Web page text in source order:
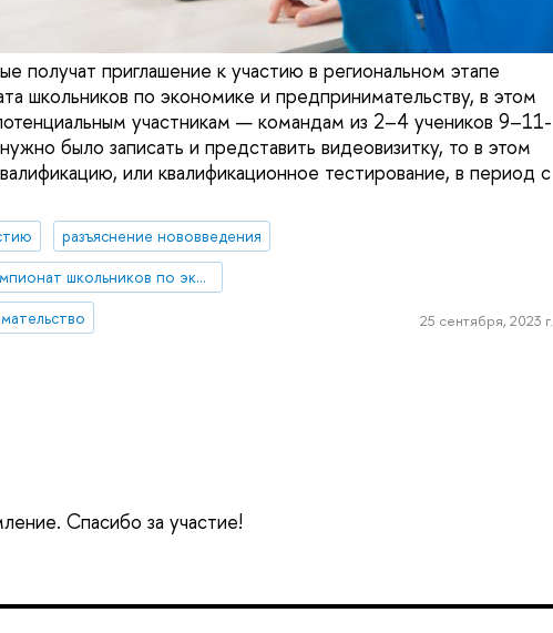
получат приглашение к участию в региональном этапе
школьников по экономике и предпринимательству, в этом
участникам — командам из 2–4 учеников 9–11-
было записать и представить видеовизитку, то в этом
или квалификационное тестирование, в период с
разъяснение нововведения
кейс-чемпионат школьников по экономике и предпринимательству
25 сентября, 2023 г.
Спасибо за участие!